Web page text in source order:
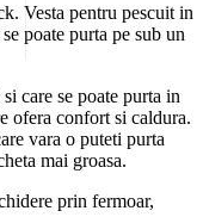
Vesta pentru pescuit in
poate purta pe sub un
care se poate purta in
ofera confort si caldura.
vara o puteti purta
mai groasa.
prin fermoar,